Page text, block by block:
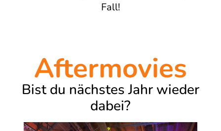
Fall!
Aftermovies
Bist du nächstes Jahr wieder
dabei?